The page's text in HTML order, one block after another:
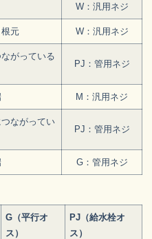
W：汎用ネジ
元 W：汎用ネジ
がっている
PJ：管用ネジ
M：汎用ネジ
ながってい
PJ：管用ネジ
G：管用ネジ
G（平行オ
ス）
PJ（給水栓オ
ス）